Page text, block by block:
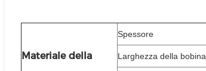
Materiale della
Spessore
Larghezza della bobina